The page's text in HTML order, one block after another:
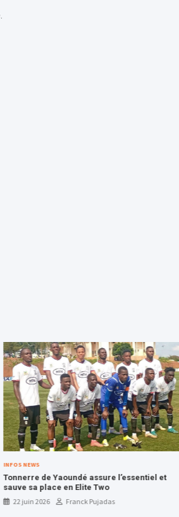
de Yaoundé assure l’essentiel et
place en Elite Two
2026
Franck Pujadas